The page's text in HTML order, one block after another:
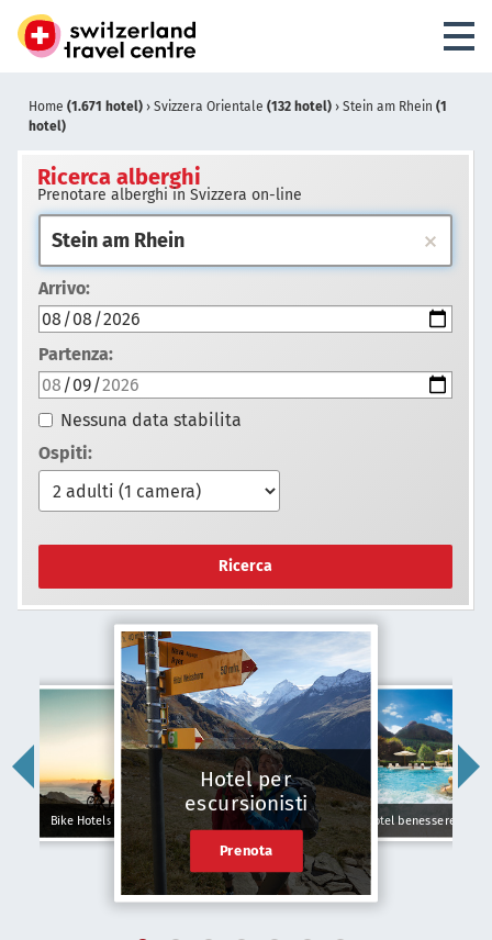
Home (1.671 hotel) › Svizzera Orientale (132 hotel) › Stein am Rhein (1
hotel)
Ricerca alberghi
Prenotare alberghi in Svizzera on-line
Arrivo:
Partenza:
Nessuna data stabilita
Ospiti:
Ricerca
Bike Hotels
Hotel per
escursionisti
Prenota
Hotel benessere